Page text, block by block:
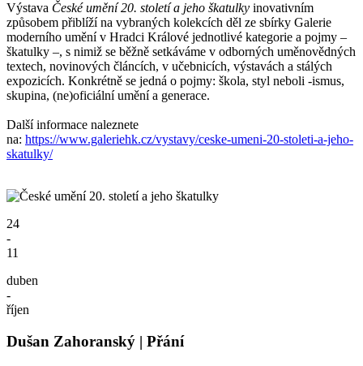
Výstava České umění 20. století a jeho škatulky inovativním
způsobem přiblíží na vybraných kolekcích děl ze sbírky Galerie
moderního umění v Hradci Králové jednotlivé kategorie a pojmy –
škatulky –, s nimiž se běžně setkáváme v odborných uměnovědných
textech, novinových článcích, v učebnicích, výstavách a stálých
expozicích. Konkrétně se jedná o pojmy: škola, styl neboli -ismus,
skupina, (ne)oficiální umění a generace.
Další informace naleznete
na: https://www.galeriehk.cz/vystavy/ceske-umeni-20-stoleti-a-jeho-
skatulky/
24
-
11
duben
-
říjen
Dušan Zahoranský | Přání